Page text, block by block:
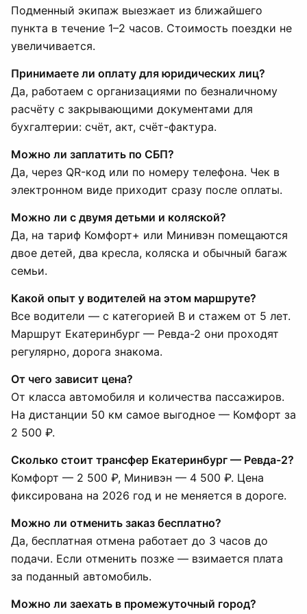
Подменный экипаж выезжает из ближайшего
пункта в течение 1–2 часов. Стоимость поездки не
увеличивается.
Принимаете ли оплату для юридических лиц?
Да, работаем с организациями по безналичному
расчёту с закрывающими документами для
бухгалтерии: счёт, акт, счёт-фактура.
Можно ли заплатить по СБП?
Да, через QR-код или по номеру телефона. Чек в
электронном виде приходит сразу после оплаты.
Можно ли с двумя детьми и коляской?
Да, на тариф Комфорт+ или Минивэн помещаются
двое детей, два кресла, коляска и обычный багаж
семьи.
Какой опыт у водителей на этом маршруте?
Все водители — с категорией B и стажем от 5 лет.
Маршрут Екатеринбург — Ревда-2 они проходят
регулярно, дорога знакома.
От чего зависит цена?
От класса автомобиля и количества пассажиров.
На дистанции 50 км самое выгодное — Комфорт за
2 500 ₽.
Сколько стоит трансфер Екатеринбург — Ревда-2?
Комфорт — 2 500 ₽, Минивэн — 4 500 ₽. Цена
фиксирована на 2026 год и не меняется в дороге.
Можно ли отменить заказ бесплатно?
Да, бесплатная отмена работает до 3 часов до
подачи. Если отменить позже — взимается плата
за поданный автомобиль.
Можно ли заехать в промежуточный город?